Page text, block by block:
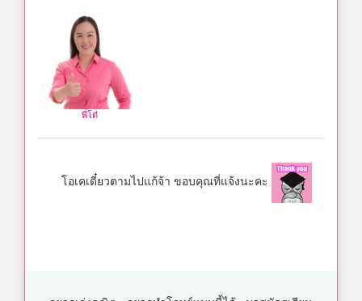
พี่โต๋
โอเคเดี๋ยวตามไปแก้จ้า ขอบคุณที่แจ้งนะคะ